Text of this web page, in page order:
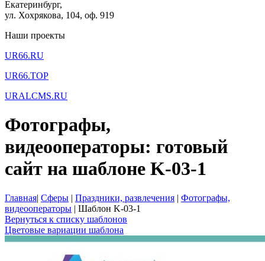
Екатеринбург,
ул. Хохрякова, 104, оф. 919
Наши проекты
UR66.RU
UR66.TOP
URALCMS.RU
Фотографы,
видеооператоры: готовый
сайт на шаблоне K-03-1
Главная| Сферы | Праздники, развлечения | Фотографы,
видеооператоры | Шаблон K-03-1
Вернуться к списку шаблонов
Цветовые вариации шаблона